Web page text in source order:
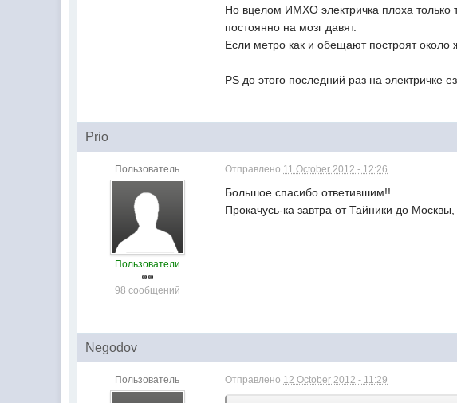
Но вцелом ИМХО электричка плоха только
постоянно на мозг давят.
Если метро как и обещают построят около
PS до этого последний раз на электричке
Prio
Пользователь
Пользователи
98 сообщений
Отправлено 11 October 2012 - 12:26
Большое спасибо ответившим!!
Прокачусь-ка завтра от Тайники до
Negodov
Пользователь Отправлено 12 October 2012 - 11:29